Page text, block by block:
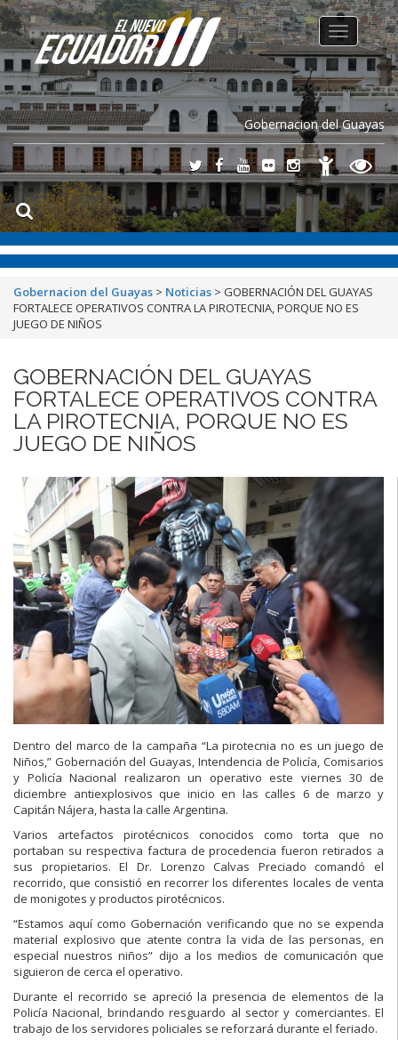
Gobernacion del Guayas
Toggle
navigation
Gobernacion del Guayas > Noticias > GOBERNACIÓN DEL GUAYAS
FORTALECE OPERATIVOS CONTRA LA PIROTECNIA, PORQUE NO ES
JUEGO DE NIÑOS
GOBERNACIÓN DEL GUAYAS
FORTALECE OPERATIVOS CONTRA
LA PIROTECNIA, PORQUE NO ES
JUEGO DE NIÑOS
Dentro del marco de la campaña “La pirotecnia no es un juego de
Niños,” Gobernación del Guayas, Intendencia de Policía, Comisarios
y Policía Nacional realizaron un operativo este viernes 30 de
diciembre antiexplosivos que inicio en las calles 6 de marzo y
Capitán Nájera, hasta la calle Argentina.
Varios artefactos pirotécnicos conocidos como torta que no
portaban su respectiva factura de procedencia fueron retirados a
sus propietarios. El Dr. Lorenzo Calvas Preciado comandó el
recorrido, que consistió en recorrer los diferentes locales de venta
de monigotes y productos pirotécnicos.
“Estamos aquí como Gobernación verificando que no se expenda
material explosivo que atente contra la vida de las personas, en
especial nuestros niños” dijo a los medios de comunicación que
siguieron de cerca el operativo.
Durante el recorrido se apreció la presencia de elementos de la
Policía Nacional, brindando resguardo al sector y comerciantes. El
trabajo de los servidores policiales se reforzará durante el feriado.